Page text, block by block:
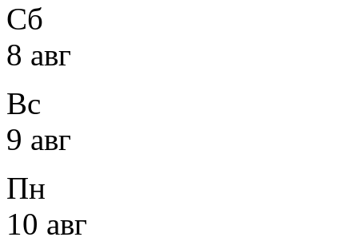
Сб
8 авг
Вс
9 авг
Пн
10 авг